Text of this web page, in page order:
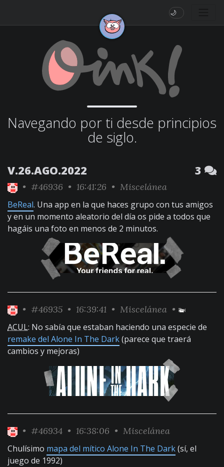
🌙
Navegando por ti desde principios
de siglo.
V.26.AGO.2022 3
• #46936 • 16:41:26 • Miscelánea
BeReal. Una app en la que haces grupo con tus amigos
y en un momento aleatorio del día os pide a todos que
hagáis una foto en menos de 2 minutos.
• #46935 • 16:39:41 • Miscelánea •
ACUL: No sabía que estaban haciendo una especie de
remake del Alone In The Dark(parece que traerá
cambios y mejoras)
• #46934 • 16:38:06 • Miscelánea
Chulísimo mapa del mítico Alone In The Dark(sí, el
juego de 1992)